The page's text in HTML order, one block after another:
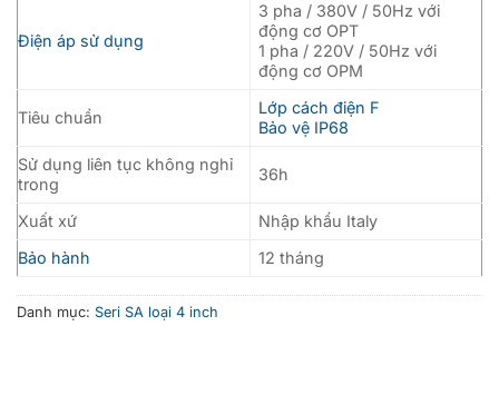
Điện áp sử dụng
3 pha / 380V / 50Hz với
động cơ OPT
1 pha / 220V / 50Hz với
động cơ OPM
Tiêu chuẩn
Lớp cách điện F
Bảo vệ IP68
Sử dụng liên tục không nghỉ
trong
36h
Xuất xứ
Nhập khẩu Italy
Bảo hành
12 tháng
Danh mục: Seri SA loại 4 inch